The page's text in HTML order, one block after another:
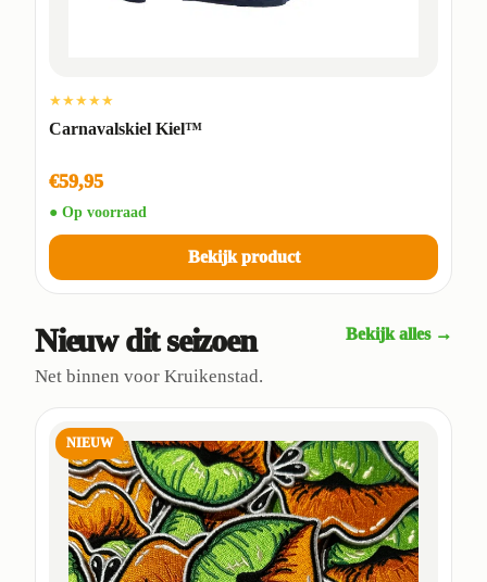
★★★★★
Carnavalskiel Kiel™
€59,95
● Op voorraad
Bekijk product
Nieuw dit seizoen
Net binnen voor Kruikenstad.
Bekijk alles →
NIEUW